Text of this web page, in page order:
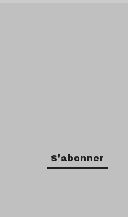
S'abonner